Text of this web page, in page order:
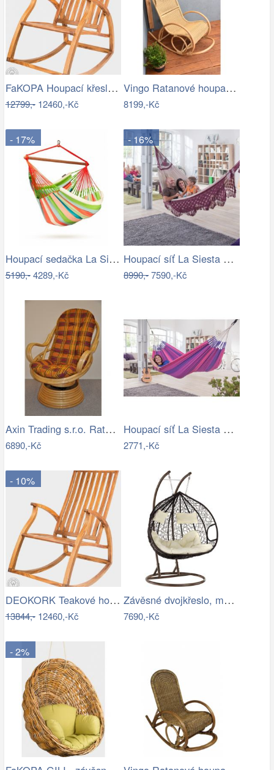
FaKOPA Houpací křeslo dřevěné teak…
12799,-12460,-Kč
Vingo Ratanové houpací křeslo
8199,-Kč
- 17%
Houpací sedačka La Siesta DOMINGO - IN
5190,-4289,-Kč
- 16%
Houpací síť La Siesta BOSSANOVA family …
8990,-7590,-Kč
Axin Trading s.r.o. Ratanové houpací…
6890,-Kč
Houpací síť La Siesta ORQUIDEA - IN
2771,-Kč
- 10%
DEOKORK Teakové houpací křeslo STEFANO
13844,-12460,-Kč
Závěsné dvojkřeslo, měděná/hnědá…
7690,-Kč
- 2%